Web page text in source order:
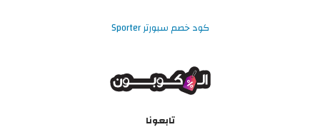
كود خصم سبورتر Sporter
تابعونا